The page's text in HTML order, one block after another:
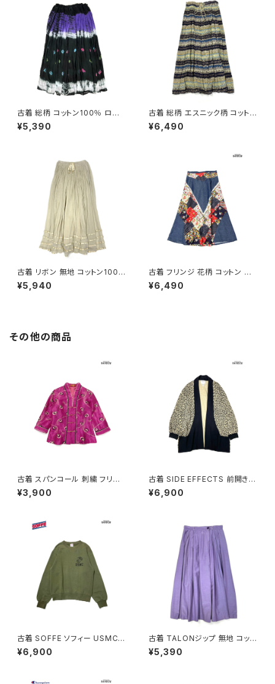
古着 総柄 コットン100％ ロン
グ丈 スカート 黒 紫 (ba26070
20)
¥5,390
古着 総柄 エスニック柄 コットン
100％ ロング丈 スカート ダー
クグリーン (btu2604019)
¥6,490
古着 リボン 無地 コットン100％
ロング丈 スカート ベージュ (ba
2607019)
¥5,940
古着 フリンジ 花柄 コットン ロ
ング丈 スカート 紺 (btu26030
13)
¥6,490
その他の商品
古着 スパンコール 刺繍 フリル
前開き 総柄 長袖 ブラウス ピン
ク (ttu2501145)
¥3,900
古着 SIDE EFFECTS 前開き
総柄 レオパード柄 長袖 ニット
アウター ベージュ (ttu250905
¥6,900
古着 SOFFE ソフィー USMC
アメリカ製 ロゴ 長袖 スウェット
トレーナー 緑 カーキ (ttu2508
¥6,900
古着 TALONジップ 無地 コット
ン 膝丈 スカート 紫 (ba26070
02)
¥5,390